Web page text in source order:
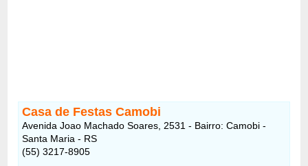
Casa de Festas Camobi
Avenida Joao Machado Soares, 2531 - Bairro: Camobi -
Santa Maria - RS
(55) 3217-8905